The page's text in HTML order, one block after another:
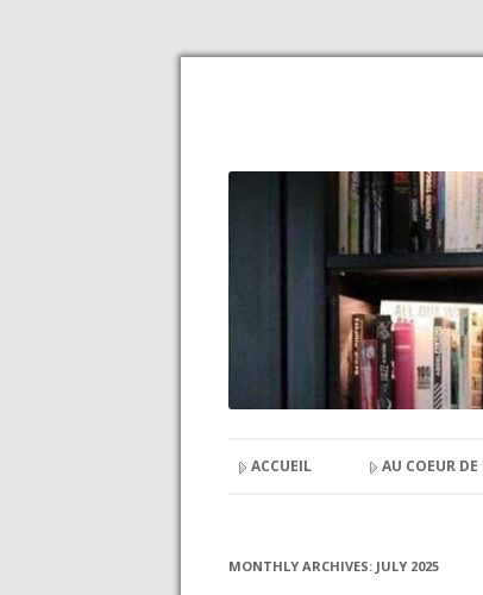
ACCUEIL AU COEUR DE
MONTHLY ARCHIVES: JULY 2025